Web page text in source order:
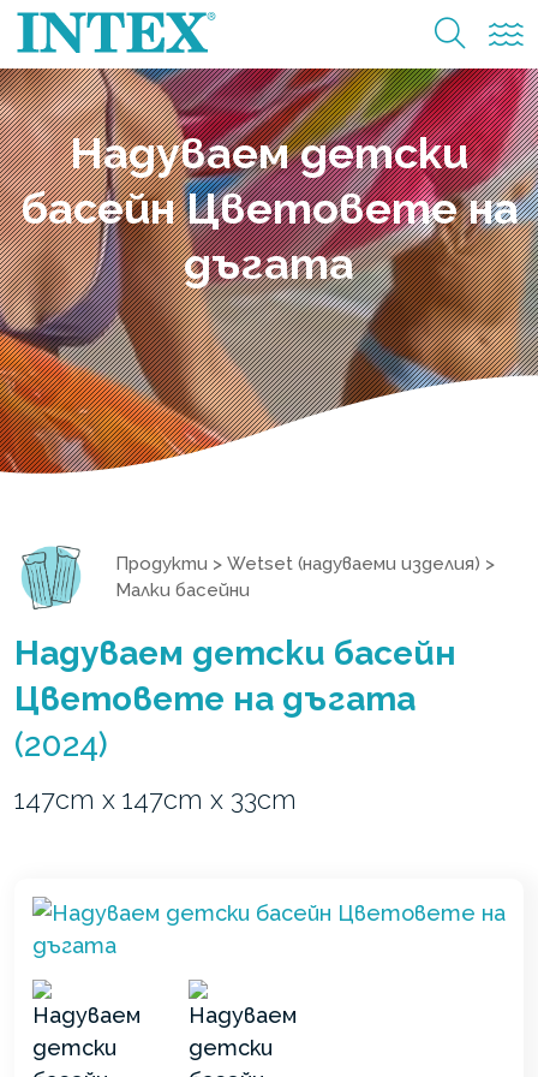
Надуваем детски
басейн Цветовете на
дъгата
Продукти > Wetset (надуваеми изделия) >
Малки басейни
Надуваем детски басейн
Цветовете на дъгата
(2024)
147cm x 147cm x 33cm